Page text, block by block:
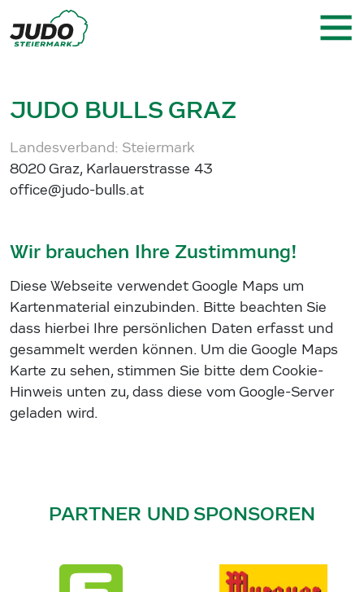
JUDO BULLS GRAZ
Landesverband: Steiermark
8020 Graz, Karlauerstrasse 43
office@judo-bulls.at
Wir brauchen Ihre Zustimmung!
Diese Webseite verwendet Google Maps um
Kartenmaterial einzubinden. Bitte beachten Sie
dass hierbei Ihre persönlichen Daten erfasst und
gesammelt werden können. Um die Google Maps
Karte zu sehen, stimmen Sie bitte dem Cookie-
Hinweis unten zu, dass diese vom Google-Server
geladen wird.
PARTNER UND SPONSOREN